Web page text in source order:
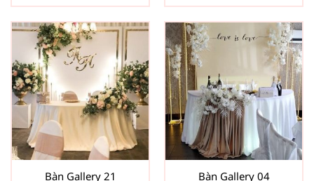
Bàn Gallery 21 Bàn Gallery 04